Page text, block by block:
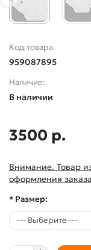
Код товара
959087895
Наличие:
В наличии
3500 р.
Внимание. Товар
оформления
* Размер: